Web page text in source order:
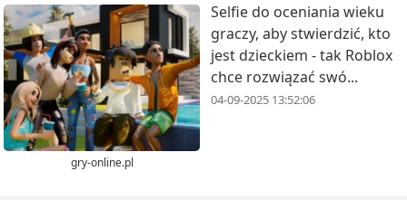
gry-online.pl
Selfie do oceniania wieku
graczy, aby stwierdzić, kto
jest dzieckiem - tak Roblox
chce rozwiązać swó...
04-09-2025 13:52:06